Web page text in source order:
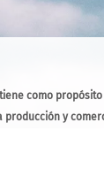
tiene como
producción y